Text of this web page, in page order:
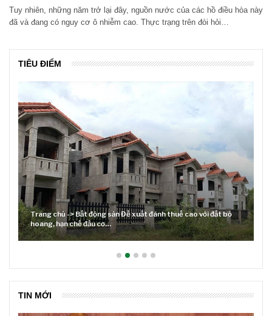
Tuy nhiên, những năm trở lại đây, nguồn nước của các hồ điều hòa này
đã và đang có nguy cơ ô nhiễm cao. Thực trạng trên đòi hỏi…
TIÊU ĐIỂM
Trang chủ -> Bất động sản Đề xuất đánh thuế cao với đất bỏ
hoang, hạn chế đầu cơ…
TIN MỚI